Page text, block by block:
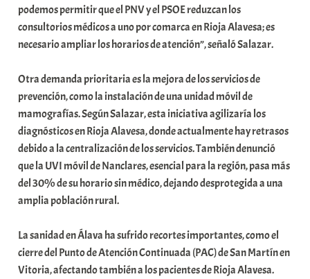
podemos permitir que el PNV y el PSOE reduzcan los
consultorios médicos a uno por comarca en Rioja Alavesa; es
necesario ampliar los horarios de atención”, señaló Salazar.
Otra demanda prioritaria es la mejora de los servicios de
prevención, como la instalación de una unidad móvil de
mamografías. Según Salazar, esta iniciativa agilizaría los
diagnósticos en Rioja Alavesa, donde actualmente hay retrasos
debido a la centralización de los servicios. También denunció
que la UVI móvil de Nanclares, esencial para la región, pasa más
del 30% de su horario sin médico, dejando desprotegida a una
amplia población rural.
La sanidad en Álava ha sufrido recortes importantes, como el
cierre del Punto de Atención Continuada (PAC) de San Martín en
Vitoria, afectando también a los pacientes de Rioja Alavesa.